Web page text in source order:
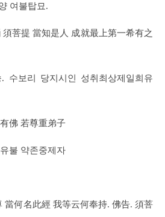
여불탑묘.
菩提 當知是人 成就最上第一希有之
수보리 당지시인 성취최상제일희유
佛 若尊重弟子
불 약존중제자
當何名此經 我等云何奉持. 佛告. 須菩